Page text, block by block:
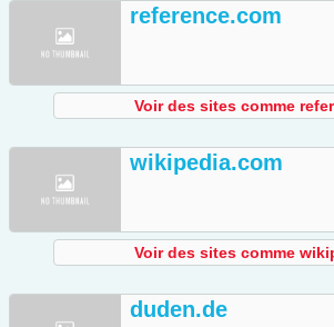
reference.com
Voir des sites comme
wikipedia.com
Voir des sites comme
duden.de